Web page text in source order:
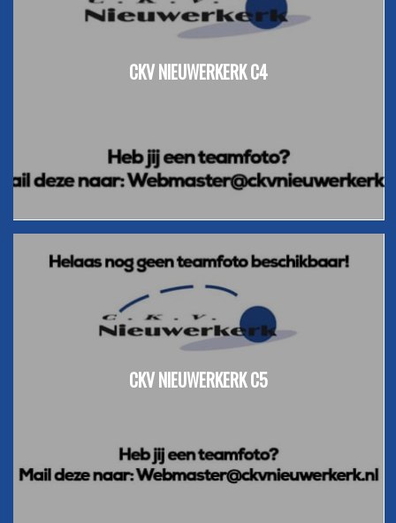
CKV NIEUWERKERK C4
CKV NIEUWERKERK C5